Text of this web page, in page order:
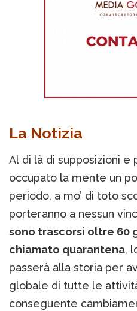
La Notizia
Al di là di supposizioni e
occupato la mente un
periodo, a mo’ di toto
porteranno a nessun
sono trascorsi oltre 60
chiamato quarantena,
passerà alla storia per
globale di tutte le
conseguente